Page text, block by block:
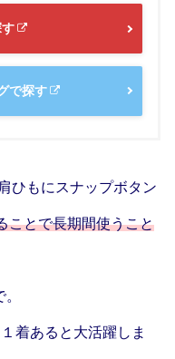
で探す
ひもにスナップボタン
ことで長期間使うこと
着あると大活躍しま